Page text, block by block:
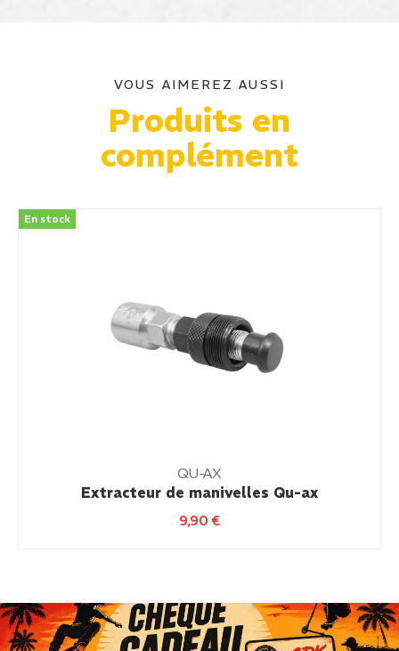
VOUS AIMEREZ AUSSI
Produits en
complément
En stock
QU-AX
Extracteur de manivelles Qu-ax
9,90€